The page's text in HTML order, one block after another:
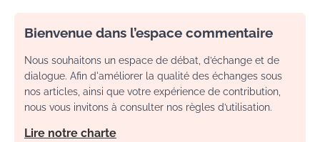
Bienvenue dans l’espace commentaire
Nous souhaitons un espace de débat, d’échange et de
dialogue. Afin d'améliorer la qualité des échanges sous
nos articles, ainsi que votre expérience de contribution,
nous vous invitons à consulter nos règles d’utilisation.
Lire notre charte